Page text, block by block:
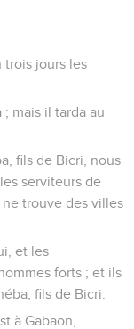
trois jours les
; mais il tarda au
fils de Bicri, nous
serviteurs de
trouve des villes
et les
forts ; et ils
fils de Bicri.
à Gabaon,